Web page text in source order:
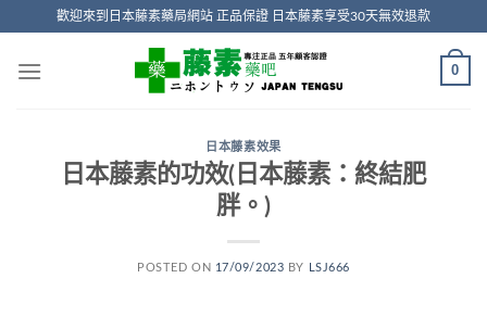
content
歡迎來到日本藤素藥局網站 正品保證 日本藤素享受30天無效退款
0
日本藤素效果
日本藤素的功效(日本藤素：終結肥
胖。)
POSTED ON 17/09/2023 BY LSJ666